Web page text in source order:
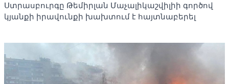
Ստրասբուրգը Թեմիրլան Մաչալիկաշվիլիի գործով
կյանքի իրավունքի խախտում է հայտնաբերել